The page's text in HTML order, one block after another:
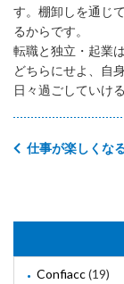
す。棚卸しを通じ
るからです。
転職と独立・起業
どちらにせよ、自
日々過ごしていけ
仕事が楽しくな
Confiacc(19)